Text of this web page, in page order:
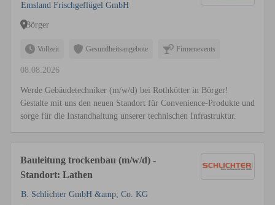
Emsland Frischgeflügel GmbH
Börger
Vollzeit Gesundheitsangebote Firmenevents
08.08.2026
Werde Gebäudetechniker (m/w/d) bei Rothkötter in Börger!
Gestalte mit uns den neuen Standort für Convenience-Produkte und
sorge für die Instandhaltung unserer technischen Infrastruktur.
Bauleitung trockenbau (m/w/d) -
Standort: Lathen
B. Schlichter GmbH &amp; Co. KG